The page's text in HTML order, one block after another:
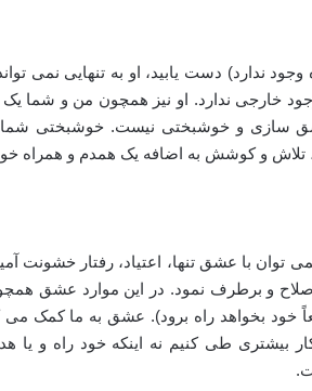
ندارد) دست یابید، او به تنهایی نمی
خارجی ندارد. او نیز همچون من و شما یک
و خوشبختی نیست. خوشبختی شما
و کوشش به اضافه یک همدم و همراه
با عشق تنها، اعتیاد، رفتار خشونت
و برطرف نمود. در این موارد عشق
خود بخواهد راه برود). عشق به ما کمک می
بیشتری طی کنیم نه اینکه خود راه و